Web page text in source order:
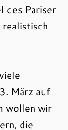
des Pariser
realistisch
März auf
wollen wir
die